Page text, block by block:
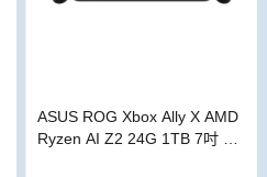
ASUS ROG Xbox Ally X AMD
Ryzen AI Z2 24G 1TB 7吋 FH